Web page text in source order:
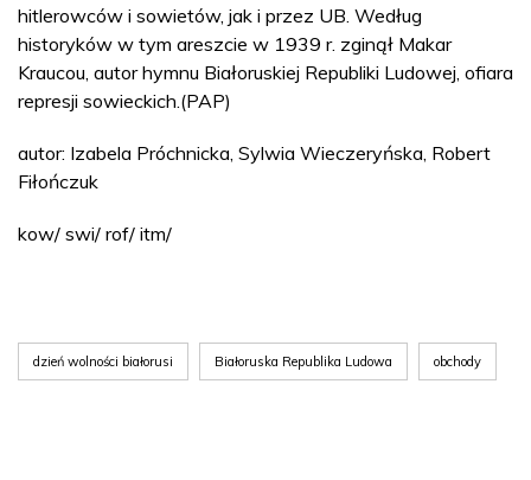
hitlerowców i sowietów, jak i przez UB. Według
historyków w tym areszcie w 1939 r. zginął Makar
Kraucou, autor hymnu Białoruskiej Republiki Ludowej, ofiara
represji sowieckich.(PAP)
autor: Izabela Próchnicka, Sylwia Wieczeryńska, Robert
Fiłończuk
kow/ swi/ rof/ itm/
dzień wolności białorusi Białoruska Republika Ludowa obchody